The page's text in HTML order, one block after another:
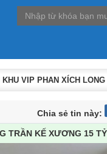
VIP PHAN XÍCH
Chia sẻ tin này:
TRẦN KẾ XƯƠNG 15